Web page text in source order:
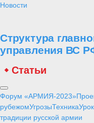
Новости
Структура
управления ВС
Статьи
Форум «АРМИЯ-2023»
рубежомУгрозыТехника
традиции русской армии